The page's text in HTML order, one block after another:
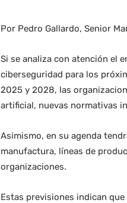
Por Pedro Gallardo, Senior
Si se analiza con atención el
ciberseguridad para los
2025 y 2028, las
artificial, nuevas normativas
Asimismo, en su agenda
manufactura, líneas de
organizaciones.
Estas previsiones indican